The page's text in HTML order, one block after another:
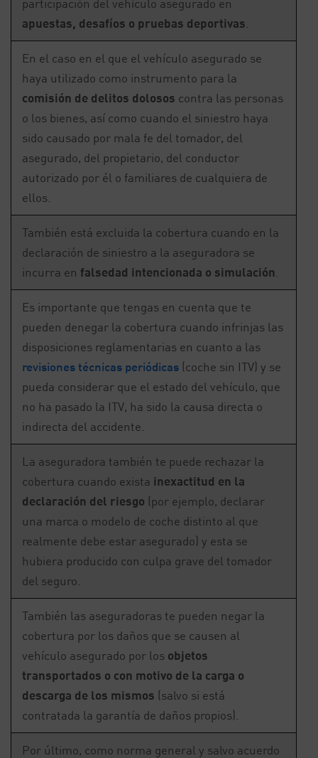
participación del vehículo asegurado en
apuestas, desafíos o pruebas deportivas
En el caso en el que el vehículo asegurado se
haya utilizado como instrumento para la
comisión de delitos dolosos contra las personas
o los bienes, así como cuando el siniestro haya
sido causado por mala fe del tomador, del
asegurado, del propietario, del conductor
autorizado por él o familiares de cualquiera de
ellos.
También está excluida la cobertura cuando en la
declaración de siniestro a la aseguradora se
incurra en falsedad intencionada o simulación
Es importante que tengas en cuenta que te
pueden denegar la cobertura cuando infrinjas las
disposiciones reglamentarias en cuanto a las
revisiones técnicas periódicas (coche sin ITV) y se
pueda considerar que el estado del vehículo, que
no ha pasado la ITV, ha sido la causa directa o
indirecta del accidente.
La aseguradora también te puede rechazar la
cobertura cuando exista inexactitud en la
declaración del riesgo (por ejemplo, declarar
una marca o modelo de coche distinto al que
realmente debe estar asegurado) y esta se
hubiera producido con culpa grave del tomador
del seguro.
También las aseguradoras te pueden negar la
cobertura por los daños que se causen al
vehículo asegurado por los objetos
transportados o con motivo de la carga o
descarga de los mismos (salvo si está
contratada la garantía de daños propios).
Por último, como norma general y salvo acuerdo